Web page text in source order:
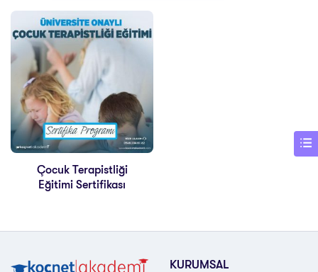
Çocuk Terapistliği
Eğitimi Sertifikası
KURUMSAL